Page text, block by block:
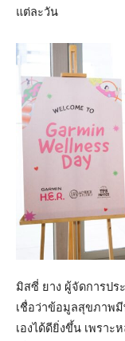
แต่ละวัน
มิสซี่ ยาง ผู้จัดการปร
เชื่อว่าข้อมูลสุขภาพมี
เองได้ดียิ่งขึ้น เพรา